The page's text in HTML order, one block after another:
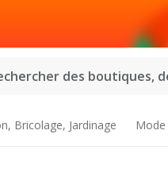
des boutiques,
Bricolage, Jardinage Mode